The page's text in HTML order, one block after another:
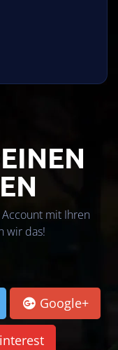
mit Ihren
wir das!
Google+